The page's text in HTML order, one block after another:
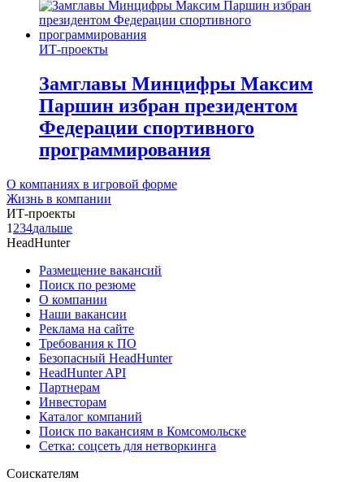
ИТ-проекты
Замглавы Минцифры Максим
Паршин избран президентом
Федерации спортивного
программирования
О компаниях в игровой форме
Жизнь в компании
ИТ-проекты
1 234дальше
HeadHunter
Размещение вакансий
Поиск по резюме
О компании
Наши вакансии
Реклама на сайте
Требования к ПО
Безопасный HeadHunter
HeadHunter API
Партнерам
Инвесторам
Каталог компаний
Поиск по вакансиям в Комсомольске
Сетка: соцсеть для нетворкинга
Соискателям